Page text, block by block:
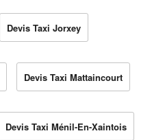
Devis Taxi Jorxey
Devis Taxi Mattaincourt
Devis Taxi Ménil-En-Xaintois